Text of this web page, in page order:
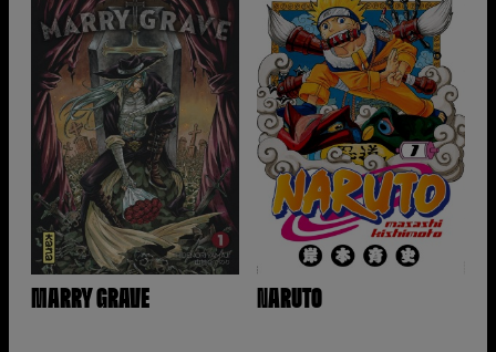
MARRY GRAVE NARUTO